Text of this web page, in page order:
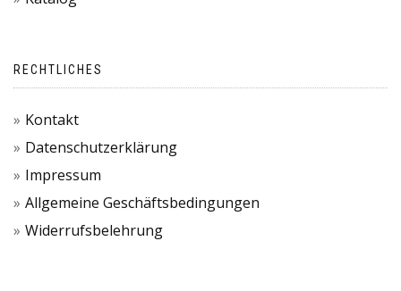
RECHTLICHES
Kontakt
Datenschutzerklärung
Impressum
Allgemeine Geschäftsbedingungen
Widerrufsbelehrung